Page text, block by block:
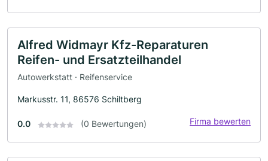
Alfred Widmayr Kfz-Reparaturen
Reifen- und Ersatzteilhandel
Autowerkstatt · Reifenservice
Markusstr. 11, 86576 Schiltberg
0.0 (0 Bewertungen) Firma bewerten